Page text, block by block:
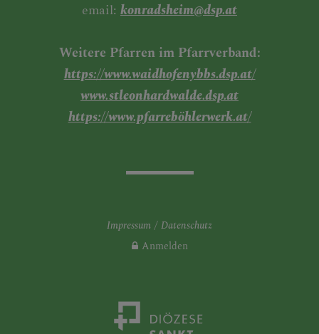
LINKS
email: konradsheim@dsp.at
Weitere Pfarren im Pfarrverband:
https://www.waidhofenybbs.dsp.at/
www.stleonhardwalde.dsp.at
https://www.pfarreböhlerwerk.at/
Impressum
Datenschutz
Anmelden